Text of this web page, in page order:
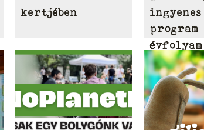
kertjében
ingyenes
program